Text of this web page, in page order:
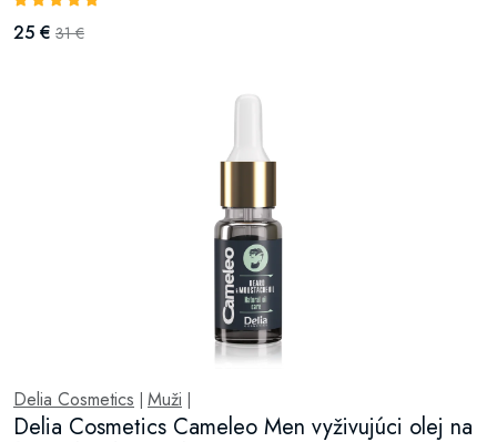
25 € 31 €
Delia Cosmetics Muži
Delia Cosmetics Cameleo Men vyživujúci olej na